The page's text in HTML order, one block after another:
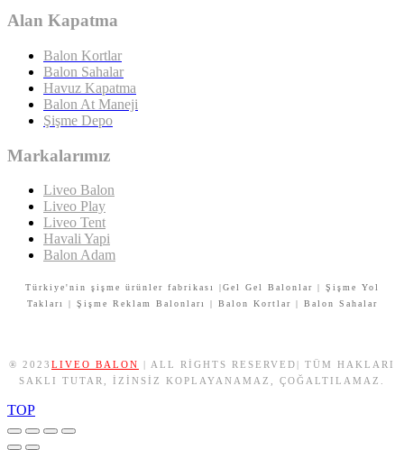
Alan Kapatma
Balon Kortlar
Balon Sahalar
Havuz Kapatma
Balon At Maneji
Şişme Depo
Markalarımız
Liveo Balon
Liveo Play
Liveo Tent
Havali Yapi
Balon Adam
Türkiye'nin şişme ürünler fabrikası |Gel Gel Balonlar | Şişme Yol
Takları | Şişme Reklam Balonları | Balon Kortlar | Balon Sahalar
® 2023 LIVEO BALON
| ALL RIGHTS RESERVED| TÜM HAKLARI
SAKLI TUTAR, IZINSIZ KOPLAYANAMAZ, ÇOĞALTILAMAZ.
TOP